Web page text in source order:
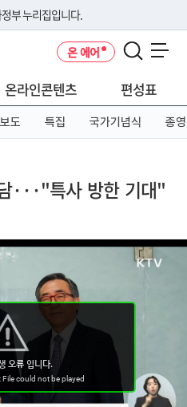
부 누리집입니다.
주소를 사용하고 있다면 아래 URL에
온 에어
온라인콘텐츠 편성표
보도 특집 국가기념식 종영
···"특사 방한 기대"